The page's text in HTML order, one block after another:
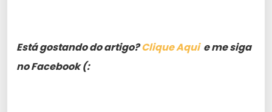
Está gostando do artigo?Clique Aquie me siga
no Facebook (: